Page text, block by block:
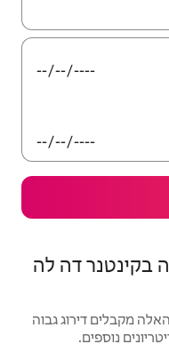
בעזרת תנועות מגע או החלקה.